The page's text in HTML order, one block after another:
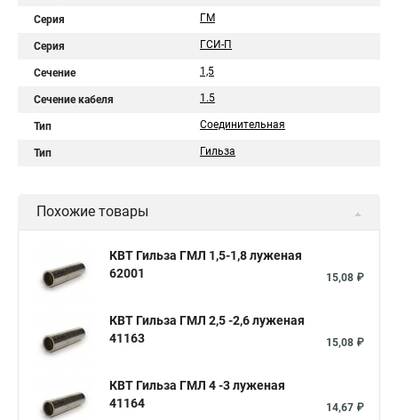
Серия ГМ
Серия ГСИ-П
Сечение 1,5
Сечение кабеля 1.5
Тип Соединительная
Тип Гильза
Похожие товары
КВТ Гильза ГМЛ 1,5-1,8 луженая
62001
15,08 ₽
КВТ Гильза ГМЛ 2,5 -2,6 луженая
41163
15,08 ₽
КВТ Гильза ГМЛ 4 -3 луженая
41164
14,67 ₽